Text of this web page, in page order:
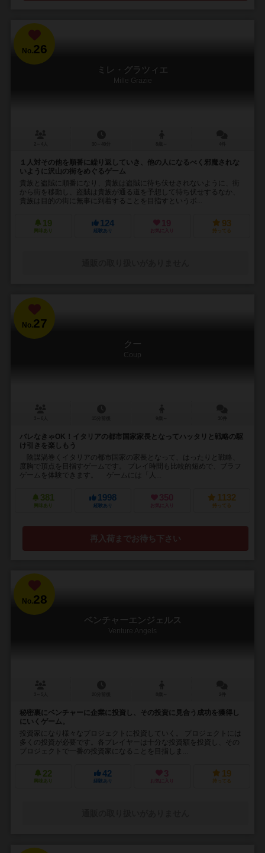
No.26
ミレ・グラツィエ
Mille Grazie
１人対その他を順番に繰り返していき、他の人になるべく邪魔されな
いように沢山の街をめぐるゲーム
貴族と盗賊に順番になり、貴族は盗賊に待ち伏せされないように、街
から街を移動し、盗賊は貴族が通る道を予想して待ち伏せするなか、
貴族は目的の街に無事に到着することを目指すというボ...
19
興味あり
124
経験あり
19
お気に入り
93
持ってる
No.27
クー
Coup
バレなきゃOK！イタリアの都市国家家長となってハッタリと戦略の駆
け引きを楽しもう
陰謀渦巻くイタリアの都市国家の家長となって、はったりと戦略、
度胸で頂点を目指すゲームです。 プレイ時間も比較的短めで、ブラフ
ゲームを体験できます。 ゲームには「人...
381
興味あり
1998
経験あり
350
お気に入り
1132
持ってる
再入荷までお待ち下さい
No.28
ベンチャーエンジェルス
Venture Angels
秘密裏にベンチャーに企業に投資し、その投資に見合う成功を獲得し
にいくゲーム。
投資家になり様々なプロジェクトに投資していく。 プロジェクトには
多くの投資が必要です。各プレイヤーは十分な投資額を投資し、その
プロジェクトで一番の投資家になることを目指しま...
22
興味あり
42
経験あり
3
お気に入り
19
持ってる